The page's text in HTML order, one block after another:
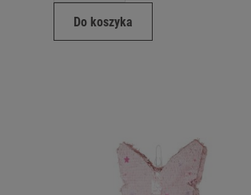
Do koszyka